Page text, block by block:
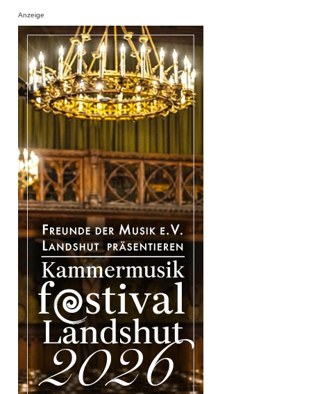
Anzeige